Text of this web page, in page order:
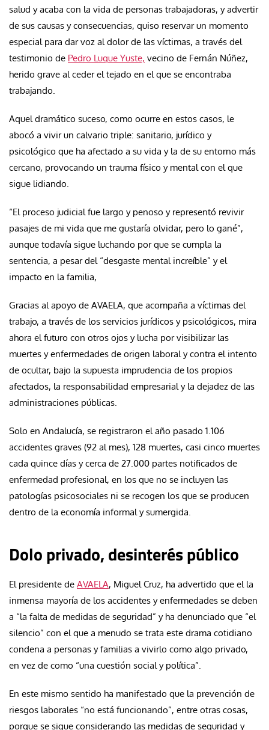
salud y acaba con la vida de personas trabajadoras, y advertir
de sus causas y consecuencias, quiso reservar un momento
especial para dar voz al dolor de las víctimas, a través del
testimonio de Pedro Luque Yuste, vecino de Fernán Núñez,
herido grave al ceder el tejado en el que se encontraba
trabajando.
Aquel dramático suceso, como ocurre en estos casos, le
abocó a vivir un calvario triple: sanitario, jurídico y
psicológico que ha afectado a su vida y la de su entorno más
cercano, provocando un trauma físico y mental con el que
sigue lidiando.
“El proceso judicial fue largo y penoso y representó revivir
pasajes de mi vida que me gustaría olvidar, pero lo gané”,
aunque todavía sigue luchando por que se cumpla la
sentencia, a pesar del “desgaste mental increíble” y el
impacto en la familia,
Gracias al apoyo de AVAELA, que acompaña a víctimas del
trabajo, a través de los servicios jurídicos y psicológicos, mira
ahora el futuro con otros ojos y lucha por visibilizar las
muertes y enfermedades de origen laboral y contra el intento
de ocultar, bajo la supuesta imprudencia de los propios
afectados, la responsabilidad empresarial y la dejadez de las
administraciones públicas.
Solo en Andalucía, se registraron el año pasado 1.106
accidentes graves (92 al mes), 128 muertes, casi cinco muertes
cada quince días y cerca de 27.000 partes notificados de
enfermedad profesional, en los que no se incluyen las
patologías psicosociales ni se recogen los que se producen
dentro de la economía informal y sumergida.
Dolo privado, desinterés público
El presidente de AVAELA, Miguel Cruz, ha advertido que el la
inmensa mayoría de los accidentes y enfermedades se deben
a “la falta de medidas de seguridad” y ha denunciado que “el
silencio” con el que a menudo se trata este drama cotidiano
condena a personas y familias a vivirlo como algo privado,
en vez de como “una cuestión social y política”.
En este mismo sentido ha manifestado que la prevención de
riesgos laborales “no está funcionando”, entre otras cosas,
porque se sigue considerando las medidas de seguridad y